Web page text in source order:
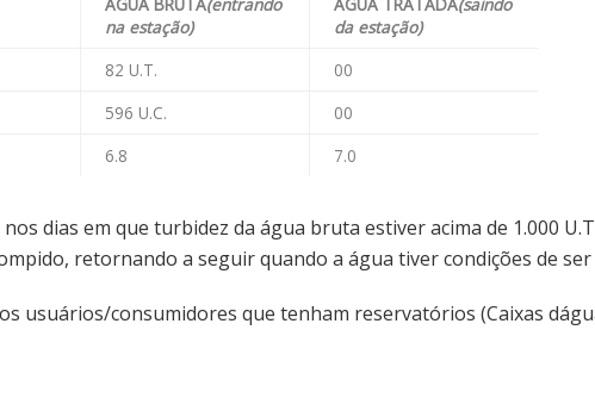
na estação)
da estação)
82 U.T.
00
596 U.C.
00
6.8 7.0
dias em que turbidez da água bruta estiver acima de 1.000
retornando a seguir quando a água tiver condições de
usuários/consumidores que tenham reservatórios (Caixas